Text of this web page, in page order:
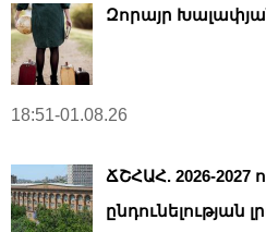
Զորայր
18:51-01.08.26
ՃՇՀԱՀ. 2026-
ընդունելության